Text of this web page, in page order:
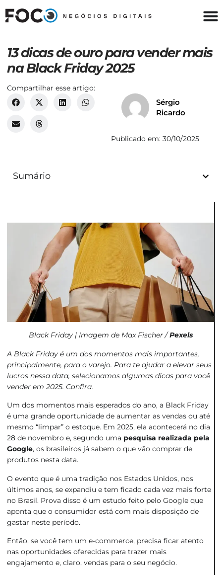
13 dicas de ouro para vender mais
na Black Friday 2025
Compartilhar esse artigo:
Sérgio
Ricardo
Publicado em: 30/10/2025
Sumário
Black Friday | Imagem de Max Fischer /Pexels
A Black Friday é um dos momentos mais importantes,
principalmente, para o varejo. Para te ajudar a elevar seus
lucros nessa data, selecionamos algumas dicas para você
vender em 2025. Confira.
Um dos momentos mais esperados do ano, a Black Friday
é uma grande oportunidade de aumentar as vendas ou até
mesmo “limpar” o estoque. Em 2025, ela acontecerá no dia
28 de novembro e, segundo uma pesquisa realizada pela
Google, os brasileiros já sabem o que vão comprar de
produtos nesta data.
O evento que é uma tradição nos Estados Unidos, nos
últimos anos, se expandiu e tem ficado cada vez mais forte
no Brasil. Prova disso é um estudo feito pelo Google que
aponta que o consumidor está com mais disposição de
gastar neste período.
Então, se você tem um e-commerce, precisa ficar atento
nas oportunidades oferecidas para trazer mais
engajamento e, claro, vendas para o seu negócio.